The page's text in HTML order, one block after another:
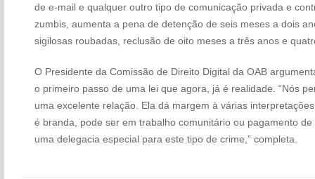
de e-mail e qualquer outro tipo de comunicação privada e
zumbis, aumenta a pena de detenção de seis meses a dois
sigilosas roubadas, reclusão de oito meses a três anos e
O Presidente da Comissão de Direito Digital da OAB
o primeiro passo de uma lei que agora, já é realidade. “Nós
uma excelente relação. Ela dá margem à várias
é branda, pode ser em trabalho comunitário ou pagamento
uma delegacia especial para este tipo de crime,” completa.